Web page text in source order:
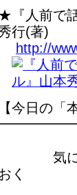
人前で話
行(著)
http://
今日の「
になる
く